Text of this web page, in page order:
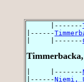
      |-------
|------
|     |-------
|     |-------
|------Niemi,